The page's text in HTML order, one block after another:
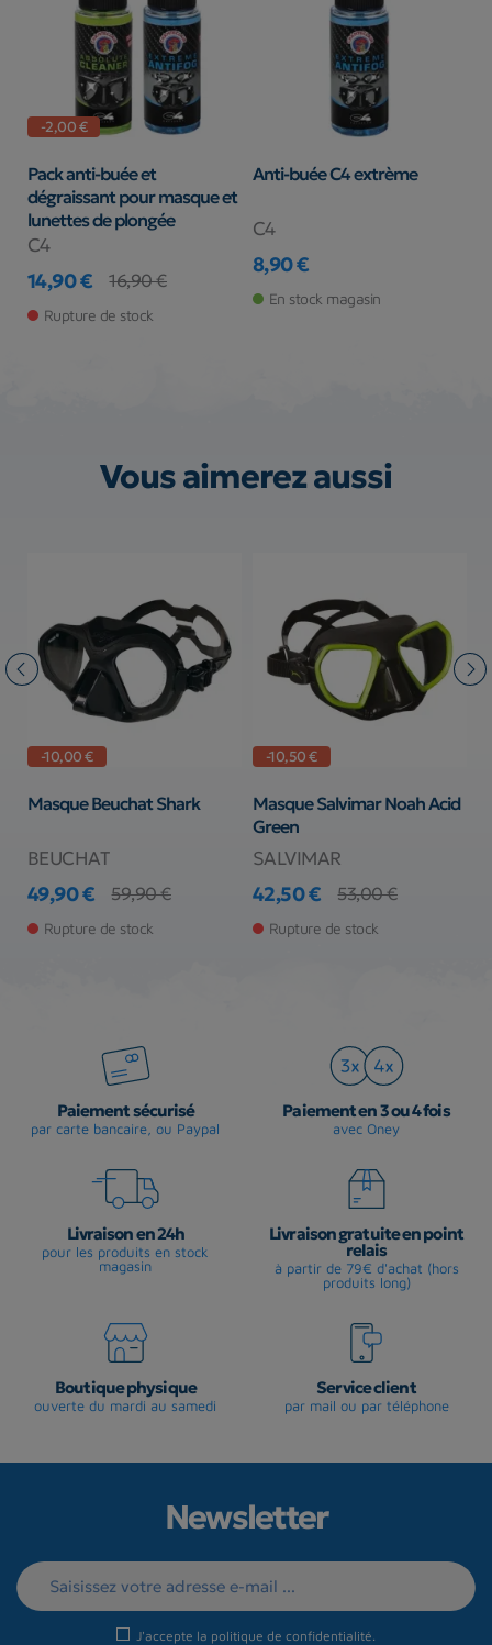
-2,00 €
Pack anti-buée et
dégraissant pour masque et
lunettes de plongée
C4
Prix
14,90 €
Prix de base
16,90 €
Rupture de stock
Anti-buée C4 extrème
C4
Prix
8,90 €
En stock magasin
Vous aimerez aussi
-10,00 €
Masque Beuchat Shark
BEUCHAT
Prix
49,90 €
Prix de base
59,90 €
Rupture de stock
-10,50 €
Masque Salvimar Noah Acid
Green
SALVIMAR
Prix
42,50 €
Prix de base
53,00 €
Rupture de stock
Paiement sécurisé
par carte bancaire, ou Paypal
Paiement en 3 ou 4 fois
avec Oney
Livraison en 24h
pour les produits en stock
magasin
Livraison gratuite en point
relais
à partir de 79€ d'achat (hors
produits long)
Boutique physique
ouverte du mardi au samedi
Service client
par mail ou par téléphone
Newsletter
J'accepte la politique de confidentialité